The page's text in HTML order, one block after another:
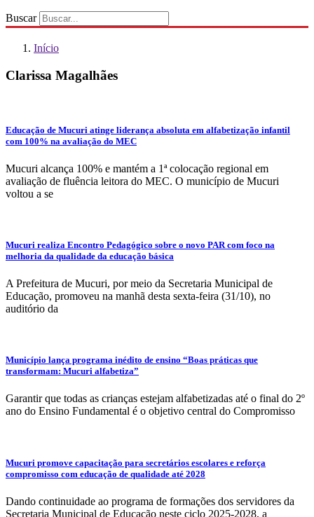
Buscar
Início
Clarissa Magalhães
Educação de Mucuri atinge liderança absoluta em alfabetização infantil
com 100% na avaliação do MEC
Mucuri alcança 100% e mantém a 1ª colocação regional em
avaliação de fluência leitora do MEC. O município de Mucuri
voltou a se
Mucuri realiza Encontro Pedagógico sobre o novo PAR com foco na
melhoria da qualidade da educação básica
A Prefeitura de Mucuri, por meio da Secretaria Municipal de
Educação, promoveu na manhã desta sexta-feira (31/10), no
auditório da
Município lança programa inédito de ensino “Boas práticas que
transformam: Mucuri alfabetiza”
Garantir que todas as crianças estejam alfabetizadas até o final do 2º
ano do Ensino Fundamental é o objetivo central do Compromisso
Mucuri promove capacitação para secretários escolares e reforça
compromisso com educação de qualidade até 2028
Dando continuidade ao programa de formações dos servidores da
Secretaria Municipal de Educação neste ciclo 2025-2028, a